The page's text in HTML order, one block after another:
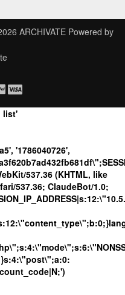
ARCHIVATEPowered by
list'
'1786040726',
537.36 (KHTML, like
537.36; ClaudeBot/1.0;